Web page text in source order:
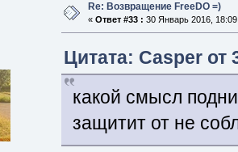
Re: Возвращение FreeDO =)
« Ответ #33 : 30 Январь 2016,
Цитата: Casper от
какой смысл
защитит от не